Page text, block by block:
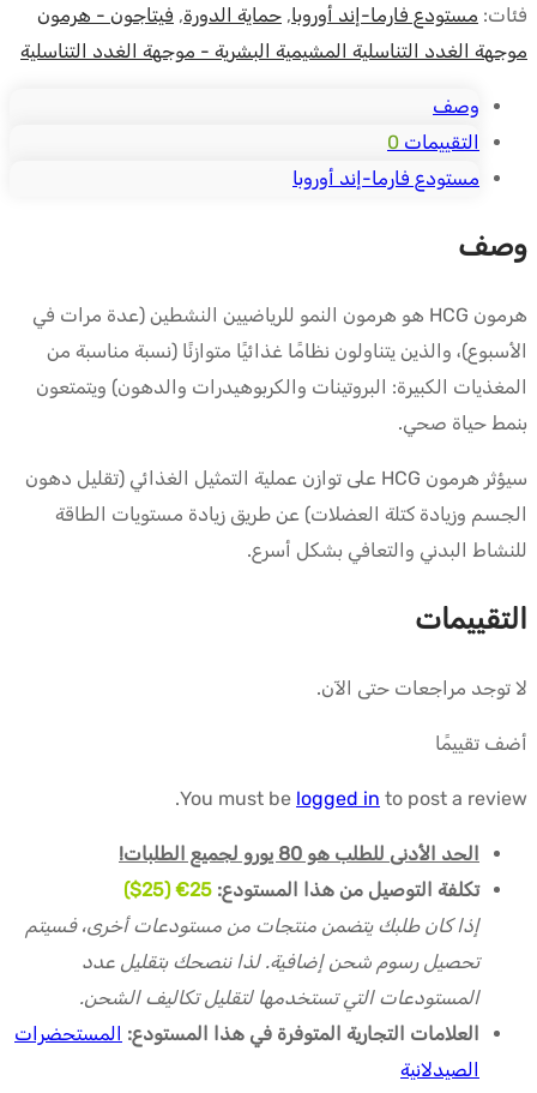
فئات: مستودع فارما-إند أوروبا, حماية الدورة, فيتاجون - هرمون
موجهة الغدد التناسلية المشيمية البشرية - موجهة الغدد التناسلية
وصف
التقييمات 0
مستودع فارما-إند أوروبا
وصف
هرمون HCG هو هرمون النمو للرياضيين النشطين (عدة مرات في
الأسبوع)، والذين يتناولون نظامًا غذائيًا متوازنًا (نسبة مناسبة من
المغذيات الكبيرة: البروتينات والكربوهيدرات والدهون) ويتمتعون
بنمط حياة صحي.
سيؤثر هرمون HCG على توازن عملية التمثيل الغذائي (تقليل دهون
الجسم وزيادة كتلة العضلات) عن طريق زيادة مستويات الطاقة
للنشاط البدني والتعافي بشكل أسرع.
التقييمات
لا توجد مراجعات حتى الآن.
أضف تقييمًا
You must be logged in to post a review.
الحد الأدنى للطلب هو 80 يورو لجميع الطلبات!
تكلفة التوصيل من هذا المستودع: 25€ (25$)
إذا كان طلبك يتضمن منتجات من مستودعات أخرى، فسيتم
تحصيل رسوم شحن إضافية. لذا ننصحك بتقليل عدد
المستودعات التي تستخدمها لتقليل تكاليف الشحن.
العلامات التجارية المتوفرة في هذا المستودع: المستحضرات
الصيدلانية